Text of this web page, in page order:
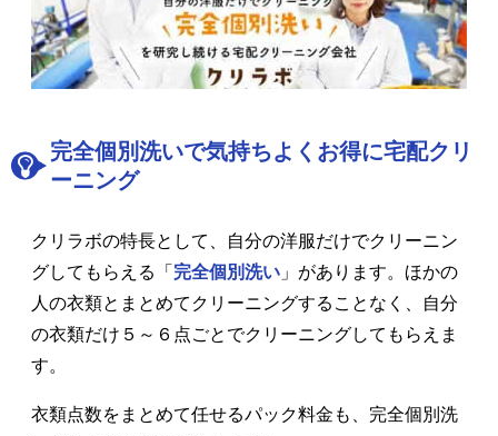
完全個別洗いで気持ちよくお得に宅配クリ
ーニング
クリラボの特長として、自分の洋服だけでクリーニン
グしてもらえる「 完全個別洗い 」があります。ほかの
人の衣類とまとめてクリーニングすることなく、自分
の衣類だけ５～６点ごとでクリーニングしてもらえま
す。
衣類点数をまとめて任せるパック料金も、完全個別洗